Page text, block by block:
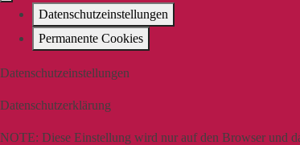
Datenschutzeinstellungen
Permanente Cookies
Datenschutzeinstellungen
Datenschutzerklärung
NOTE: Diese Einstellung wird nur auf den Browser und